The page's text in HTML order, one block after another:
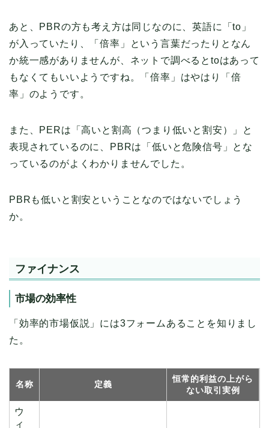
あと、PBRの方も考え方は同じなのに、英語に「to」
が入っていたり、「倍率」という言葉だったりとなん
か統一感がありませんが、ネットで調べるとtoはあって
もなくてもいいようですね。「倍率」はやはり「倍
率」のようです。
また、PERは「高いと割高（つまり低いと割安）」と
表現されているのに、PBRは「低いと危険信号」とな
っているのがよくわかりませんでした。
PBRも低いと割安ということなのではないでしょう
か。
ファイナンス
市場の効率性
「効率的市場仮説」には3フォームあることを知りまし
た。
名称 定義
恒常的利益の上がら
ない取引実例
ウ
ィ